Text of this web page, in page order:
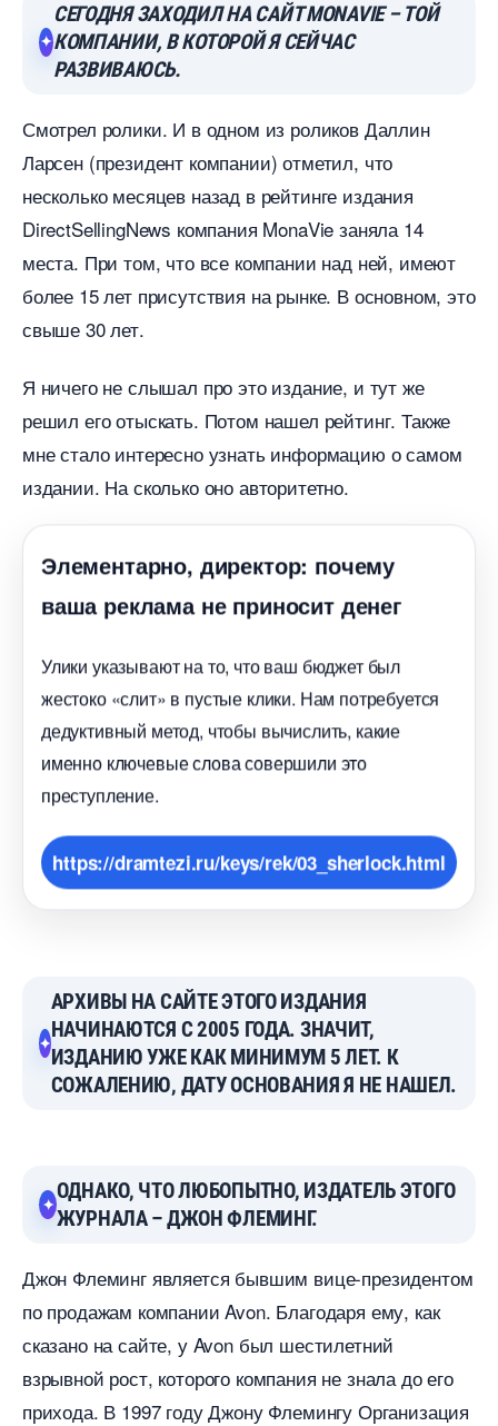
СЕГОДНЯ ЗАХОДИЛ НА САЙТ MONAVIE – ТОЙ
КОМПАНИИ, В КОТОРОЙ Я СЕЙЧАС
РАЗВИВАЮСЬ.
Смотрел ролики. И в одном из роликов Даллин
Ларсен (президент компании) отметил, что
несколько месяцев назад в рейтинге издания
DirectSellingNews компания MonaVie заняла 14
места. При том, что все компании над ней, имеют
олее 15 лет присутствия на рынке. В основном, это
свыше 30 лет.
Я ничего не слышал про это издание, и тут же
решил его отыскать. Потом нашел рейтинг. Также
мне стало интересно узнать информацию о самом
издании. На сколько оно авторитетно.
Элементарно, директор: почему
аша реклама не приносит дене
Улики указывают на то, что ваш бюджет был
жестоко «слит» в пустые клики. Нам потребуется
дедуктивный метод, чтобы вычислить, какие
именно ключевые слова совершили это
преступление.
https://dramtezi.ru/keys/rek/03_sherlock.html
АРХИВЫ НА САЙТЕ ЭТОГО ИЗДАНИЯ
НАЧИНАЮТСЯ С 2005 ГОДА. ЗНАЧИТ,
ИЗДАНИЮ УЖЕ КАК МИНИМУМ 5 ЛЕТ. К
СОЖАЛЕНИЮ, ДАТУ ОСНОВАНИЯ Я НЕ НАШЕЛ.
ОДНАКО, ЧТО ЛЮБОПЫТНО, ИЗДАТЕЛЬ ЭТОГО
ЖУРНАЛА – ДЖОН ФЛЕМИНГ.
Джон Флеминг является бывшим вице-президентом
по продажам компании Avon. Благодаря ему, как
сказано на сайте, у Avon был шестилетний
зрывной рост, которого компания не знала до его
прихода. В 1997 году Джону Флемингу Организация